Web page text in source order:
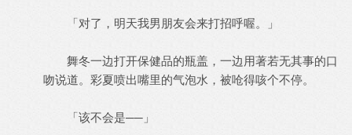
「对了，明天我男朋友会来打招呼喔。」
舞冬一边打开保健品的瓶盖，一边用著若无其事的口
吻说道。彩夏喷出嘴里的气泡水，被呛得咳个不停。
「该不会是──」